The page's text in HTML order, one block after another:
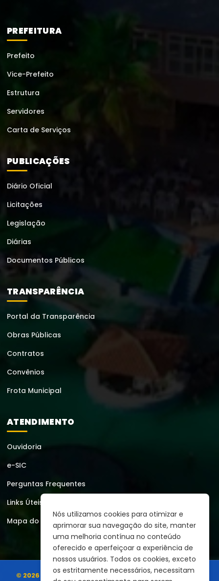
Nós utilizamos cookies para otimizar e
aprimorar sua navegação do site, manter
uma melhoria contínua no conteúdo
oferecido e aperfeiçoar a experiência de
nossos usuários. Todos os cookies, exceto
os estritamente necessários, necessitam
PREFEITURA
Prefeito
Vice-Prefeito
Estrutura
Servidores
Carta de Serviços
PUBLICAÇÕES
Diário Oficial
Licitações
Legislação
Diárias
Documentos Públicos
TRANSPARÊNCIA
Portal da Transparência
Obras Públicas
Contratos
Convênios
Frota Municipal
ATENDIMENTO
Ouvidoria
e-SIC
Perguntas Frequentes
Links Úteis
Mapa do Site
© 2026 | Prefeitura Municipal de MontezumaTodos os